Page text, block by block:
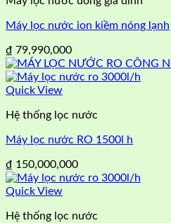
Máy lọc nước ion kiềm nóng lạnh
₫ 79,990,000
Quick View
Hệ thống lọc nước
Máy lọc nước RO 1500l h
₫ 150,000,000
Quick View
Hệ thống lọc nước